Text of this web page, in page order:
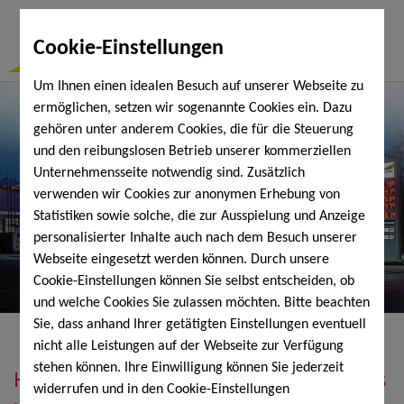
Cookie-Einstellungen
Um Ihnen einen idealen Besuch auf unserer Webseite zu
ermöglichen, setzen wir sogenannte Cookies ein. Dazu
gehören unter anderem Cookies, die für die Steuerung
und den reibungslosen Betrieb unserer kommerziellen
Unternehmensseite notwendig sind. Zusätzlich
verwenden wir Cookies zur anonymen Erhebung von
Statistiken sowie solche, die zur Ausspielung und Anzeige
personalisierter Inhalte auch nach dem Besuch unserer
Webseite eingesetzt werden können. Durch unsere
Cookie-Einstellungen können Sie selbst entscheiden, ob
und welche Cookies Sie zulassen möchten. Bitte beachten
Sie, dass anhand Ihrer getätigten Einstellungen eventuell
nicht alle Leistungen auf der Webseite zur Verfügung
stehen können. Ihre Einwilligung können Sie jederzeit
widerrufen und in den Cookie-Einstellungen
Heizöl, Diesel, Schmierstoffe, Holzpellets